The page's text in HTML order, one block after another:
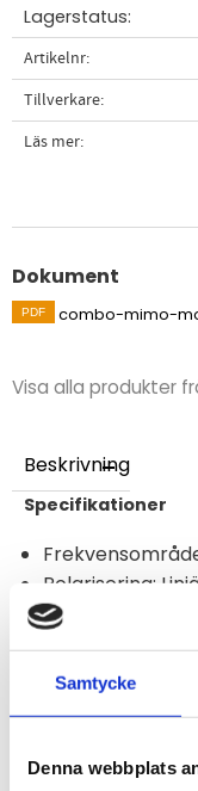
Samtycke
Denna webbplats
Lagerstatus
Artikelnr
Tillverkare
Läs mer
Dokument
combo-mimo-
Visa alla produkter
Beskrivning
Specifikationer
Polarisering:
Förstärkning: 2.5
VSWR: ≤ 3
Impedans: 50 Ω